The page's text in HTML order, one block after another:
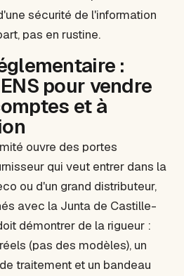
sécurité de l'information
pas en rustine.
:
ENS pour vendre
et à
ouvre des portes
qui veut entrer dans la
ou d'un grand distributeur,
avec la Junta de Castille-
démontrer de la rigueur :
(pas des modèles), un
traitement et un bandeau